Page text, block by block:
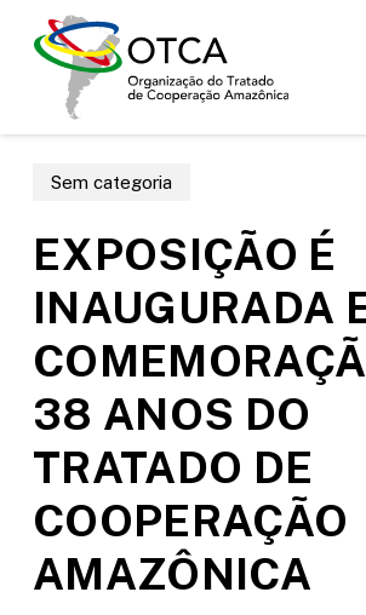
Sem categoria
EXPOSIÇÃO É
INAUGURADA
38 ANOS DO
TRATADO DE
COOPERAÇÃO
AMAZÔNICA